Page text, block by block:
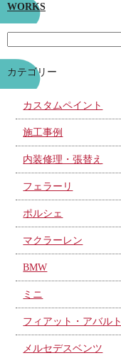
WORKS
カテゴリー
カスタムペイント
施工事例
内装修理・張替え
フェラーリ
ポルシェ
マクラーレン
BMW
ミニ
フィアット・アバルト
メルセデスベンツ